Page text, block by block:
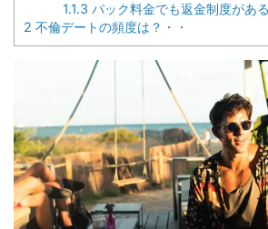
1.1.3 パック料金でも返金制度があ
2 不倫デートの頻度は？・・